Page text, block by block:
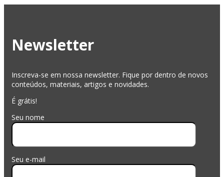
Newsletter
Inscreva-se em nossa newsletter. Fique por dentro de novos
conteúdos, materiais, artigos e novidades.
É grátis!
Seu nome
Seu e-mail